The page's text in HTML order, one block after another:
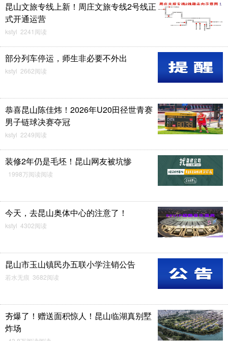
昆山文旅专线上新！周庄文旅专线2号线正
式开通运营
kstyl 2241阅读
部分列车停运，师生非必要不外出
kstyl 2662阅读
恭喜昆山陈佳炜！2026年U20田径世青赛
男子链球决赛夺冠
kstyl 2249阅读
装修2年仍是毛坯！昆山网友被坑惨
1998万阅读阅读
今天，去昆山奥体中心的注意了！
kstyl 4302阅读
昆山市玉山镇民办五联小学注销公告
若水无痕 3682阅读
夯爆了！赠送面积惊人！昆山临湖真别墅
炸场